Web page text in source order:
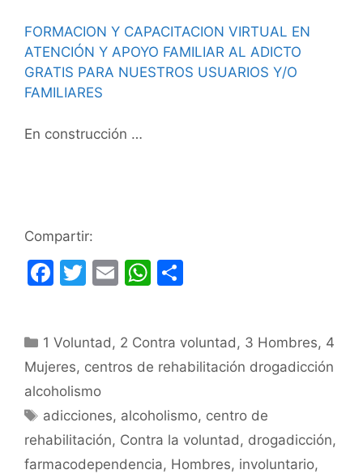
FORMACION Y CAPACITACION VIRTUAL EN
ATENCIÓN Y APOYO FAMILIAR AL ADICTO
GRATIS PARA NUESTROS USUARIOS Y/O
FAMILIARES
En construcción …
Compartir:
F
e
b
o
o
k
T
er
E
l
W
s
A
p
p
p
ar
Categorías
1 Voluntad, 2 Contra voluntad, 3 Hombres, 4
Mujeres, centros de rehabilitación drogadicción
alcoholismo
Etiquetas
adicciones, alcoholismo, centro de
rehabilitación, Contra la voluntad, drogadicción,
farmacodependencia, Hombres, involuntario,